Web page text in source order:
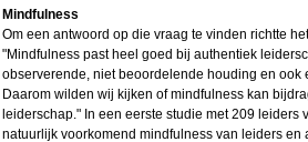
Mindfulness
Om een antwoord op die vraag te vinden richtte
"Mindfulness past heel goed bij authentiek
observerende, niet beoordelende houding en ook
Daarom wilden wij kijken of mindfulness kan
leiderschap." In een eerste studie met 209
natuurlijk voorkomend mindfulness van leiders